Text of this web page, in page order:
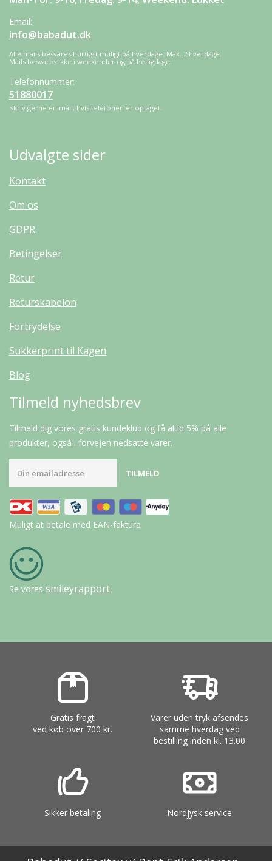
Email:
info@babadut.dk
Alle mails besvares hurtigst muligt på hverdage. Max. 2 hverdage.
Mails besvares ikke i weekender og på helligdage.
Telefonnummer:
51880017
Skriv gerne en mail, hvis telefonen er optaget.
Udvalgte sider
Kontakt
Om os
GDPR
Betingelser
Retur
Returskabelon
Fortrydelse
Sukkerprint til Kagen
Blog
Tilmeld nyhedsbrev
Tilmeld dig vores gratis kundeklub og få altid 5% på alle
produkter, også i forvejen nedsatte varer.
Muligt at betale med EAN-faktura
Se vores smileyrapport
Gratis fragt
ved køb over 700 kr.
Varer uden tryk afsendes
samme hverdag ved
bestilling inden kl. 13.00
Sikker betaling Nordjysk service